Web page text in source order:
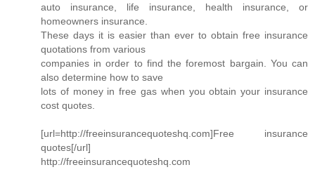
auto insurance, life insurance, health insurance, or
homeowners insurance.
These days it is easier than ever to obtain free insurance
quotations from various
companies in order to find the foremost bargain. You can
also determine how to save
lots of money in free gas when you obtain your insurance
cost quotes.
[url=http://freeinsurancequoteshq.com]Free insurance
quotes[/url]
http://freeinsurancequoteshq.com